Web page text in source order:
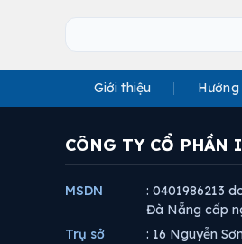
Giới thiệu
CÔNG TY CỔ PHẦN
MSDN
: 0401986213
Đà Nẵng cấp
Trụ sở
: 16 Nguyễn